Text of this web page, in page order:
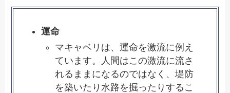
運命
マキャベリは、運命を激流に例え
ています。人間はこの激流に流さ
れるままになるのではなく、堤防
を築いたり水路を掘ったりするこ